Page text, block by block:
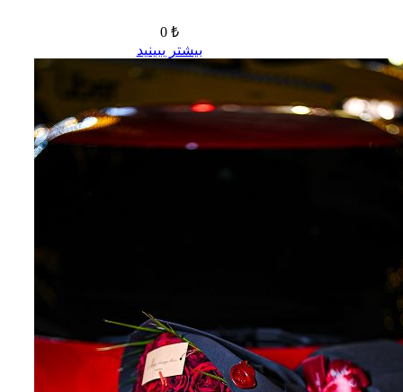
0 ₺
بیشتر ببینید